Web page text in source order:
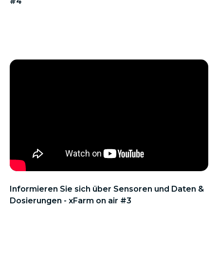
Informieren Sie sich über Sensoren und Daten &
Dosierungen - xFarm on air #3